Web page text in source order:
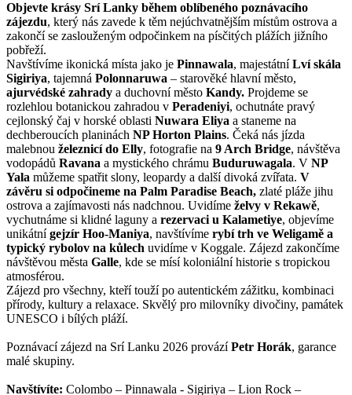
Objevte krásy Srí Lanky během oblíbeného poznávacího
zájezdu, který nás zavede k těm nejúchvatnějším místům ostrova a
zakončí se zaslouženým odpočinkem na písčitých plážích jižního
pobřeží.
Navštívíme ikonická místa jako je Pinnawala, majestátníLví skála
Sigiriya, tajemná Polonnaruwa – starověké hlavní město,
ajurvédské zahrady a duchovní město Kandy. Projdeme se
rozlehlou botanickou zahradou v Peradeniyi, ochutnáte pravý
cejlonský čaj v horské oblasti Nuwara Eliya a staneme na
dechberoucích planinách NP Horton Plains. Čeká nás jízda
malebnou železnicí do Elly, fotografie na 9 Arch Bridge, návštěva
vodopádů Ravana a mystického chrámu Buduruwagala. V NP
Yala můžeme spatřit slony, leopardy a další divoká zvířata. V
závěru si odpočineme na Palm Paradise Beach, zlaté pláže jihu
ostrova a zajímavosti nás nadchnou. Uvidíme želvy v Rekawě,
vychutnáme si klidné laguny a rezervaci u Kalametiye, objevíme
unikátnígejzír Hoo-Maniya, navštívíme rybí trh ve Weligamě a
typický rybolov na kůlech uvidíme v Koggale. Zájezd zakončíme
návštěvou města Galle, kde se mísí koloniální historie s tropickou
atmosférou.
Zájezd pro všechny, kteří touží po autentickém zážitku, kombinaci
přírody, kultury a relaxace. Skvělý pro milovníky divočiny, památek
UNESCO i bílých pláží.
Poznávací zájezd na Srí Lanku 2026 provázíPetr Horák, garance
malé skupiny.
Navštívíte: Colombo – Pinnawala - Sigiriya – Lion Rock –